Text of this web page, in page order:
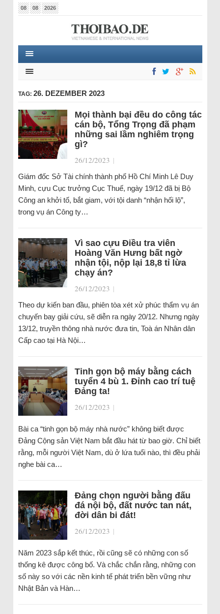
08 08 2026
TAG: 26. DEZEMBER 2023
Mọi thành bại đều do công tác
cán bộ, Tổng Trọng đã phạm
những sai lầm nghiêm trọng
gì?
26/12/2023 |
Giám đốc Sở Tài chính thành phố Hồ Chí Minh Lê Duy
Minh, cựu Cục trưởng Cục Thuế, ngày 19/12 đã bị Bộ
Công an khởi tố, bắt giam, với tội danh “nhận hối lộ”,
trong vụ án Công ty…
Vì sao cựu Điều tra viên
Hoàng Văn Hưng bất ngờ
nhận tội, nộp lại 18,8 tỉ lừa
chạy án?
26/12/2023 |
Theo dự kiến ban đầu, phiên tòa xét xử phúc thẩm vụ án
chuyến bay giải cứu, sẽ diễn ra ngày 20/12. Nhưng ngày
13/12, truyền thông nhà nước đưa tin, Toà án Nhân dân
Cấp cao tại Hà Nội…
Tinh gọn bộ máy bằng cách
tuyển 4 bù 1. Đỉnh cao trí tuệ
Đảng ta!
26/12/2023 |
Bài ca “tinh gọn bộ máy nhà nước” không biết được
Đảng Cộng sản Việt Nam bắt đầu hát từ bao giờ. Chỉ biết
rằng, mỗi người Việt Nam, dù ở lứa tuổi nào, thì đều phải
nghe bài ca…
Đảng chọn người bằng đấu
đá nội bộ, đất nước tan nát,
đời dân bi đát!
26/12/2023 |
Năm 2023 sắp kết thúc, rồi cũng sẽ có những con số
thống kê được công bố. Và chắc chắn rằng, những con
số này so với các nền kinh tế phát triển bền vững như
Nhật Bản và Hàn…